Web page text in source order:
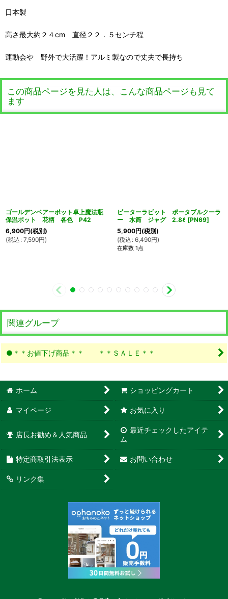
日本製
高さ最大約２４cm 直径２２．５センチ程
運動会や 野外で大活躍！アルミ製なので丈夫で長持ち
この商品ページを見た人は、こんな商品ページも見て
ます
ゴールデンベアーポット卓上魔法瓶
保温ポット 花柄 各色 P42
6,900円(税別)
(税込 : 7,590円)
ピーターラビット ポータブルクーラ
ー 水筒 ジャグ 2.8ℓ [PN69]
5,900円(税別)
(税込 : 6,490円)
在庫数 1点
関連グループ
●＊＊お値下げ商品＊＊ ＊＊ＳＡＬＥ＊＊
ホーム ショッピングカート
マイページ お気に入り
店長お勧め＆人気商品
最近チェックしたアイテ
ム
特定商取引法表示 お問い合わせ
リンク集